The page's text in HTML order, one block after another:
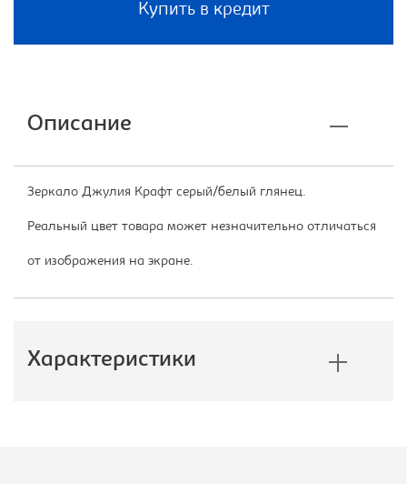
Купить в кредит
Описание
Зеркало Джулия Крафт серый/белый глянец.
Реальный цвет товара может незначительно отличаться
от изображения на экране.
Характеристики